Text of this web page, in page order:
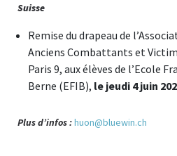
Suisse
Remise du drapeau de
Anciens Combattants et
Paris 9, aux élèves de l’Ecole
Berne (EFIB), le jeudi 4 juin
Plus d’infos :huon@bluewin.ch